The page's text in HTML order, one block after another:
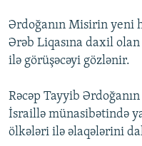
FOTOQALEREYA
İNFOQRAFIKA
KARIKATURA
OXU ZALI
AZƏRBAYCAN ƏDƏBIYYATI
İSLAM VƏ DEMOKRATIYA
İZ - MƏDƏNIYYƏT PROQRAMI
HAQQIMIZDA
MISSIYAMIZ
PEŞƏ ETIKASI VƏ
MATERIALLARIMIZDAN
AZADLIQRADIOSU MOBIL
BIZI IZLƏ
RFE/RL-in bütün
Ərdoğanın Misirin yeni
Ərəb Liqasına daxil
ilə görüşəcəyi gözlənir.
Rəcəp Tayyib
İsraillə münasibətində
ölkələri ilə əlaqələrini